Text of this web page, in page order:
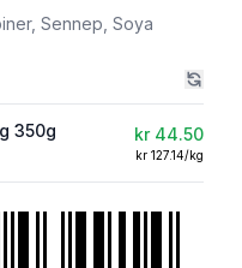
Sennep, Soya
350g
kr 44.50
kr 127.14/kg